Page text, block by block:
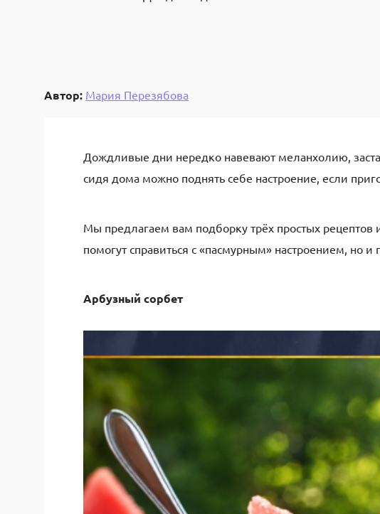
Автор: Мария Перезябова
Дождливые дни нередко навевают меланхолию,
сидя дома можно поднять себе настроение, если
Мы предлагаем вам подборку трёх простых
помогут справиться с «пасмурным» настроением, но
Арбузный сорбет